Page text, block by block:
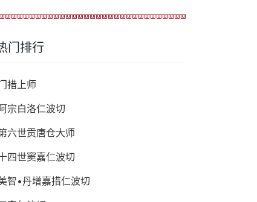
门排行
措上师
宗白洛仁波切
六世贡唐仓大师
四世窦嘉仁波切
智•丹增嘉措仁波切